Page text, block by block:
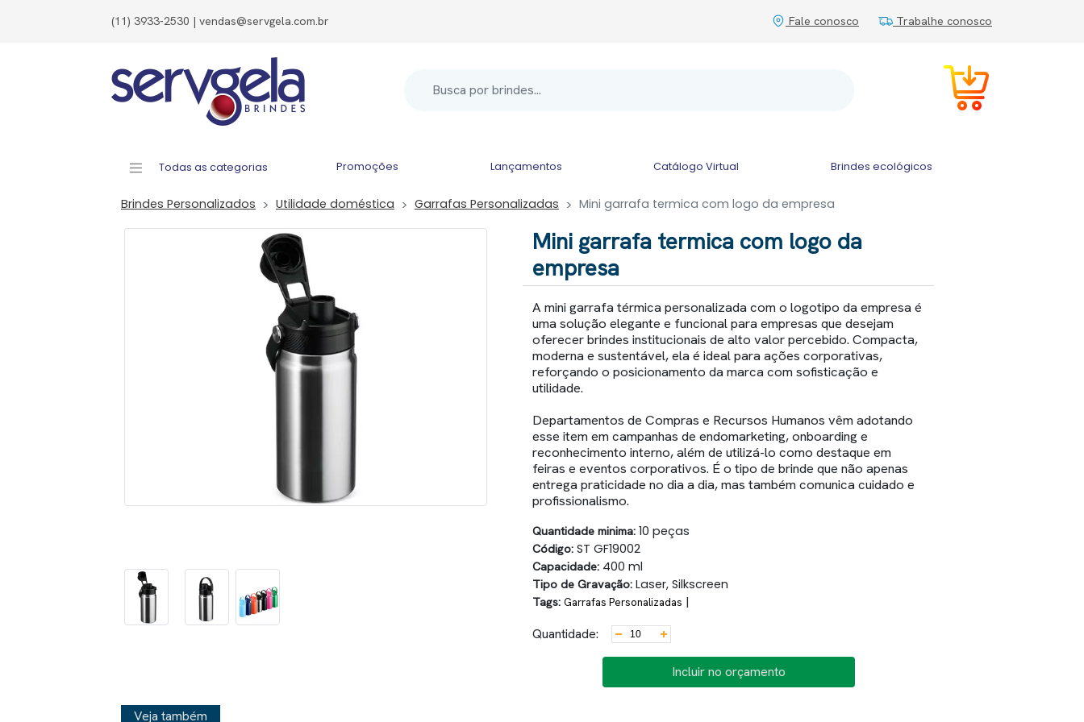
(11) 3933-2530 | vendas@servgela.com.br Fale conosco Trabalhe conosco
Todas as categorias Promoções Lançamentos Catálogo Virtual Brindes ecológicos
Brindes Personalizados Utilidade doméstica Garrafas Personalizadas Mini garrafa termica com logo da empresa
Mini garrafa termica com logo da
empresa
A mini garrafa térmica personalizada com o logotipo da empresa é
uma solução elegante e funcional para empresas que desejam
oferecer brindes institucionais de alto valor percebido. Compacta,
moderna e sustentável, ela é ideal para ações corporativas,
reforçando o posicionamento da marca com sofisticação e
utilidade.
Departamentos de Compras e Recursos Humanos vêm adotando
esse item em campanhas de endomarketing, onboarding e
reconhecimento interno, além de utilizá-lo como destaque em
feiras e eventos corporativos. É o tipo de brinde que não apenas
entrega praticidade no dia a dia, mas também comunica cuidado e
profissionalismo.
Quantidade minima: 10 peças
Código: ST GF19002
Capacidade: 400 ml
Tipo de Gravação: Laser, Silkscreen
Tags: Garrafas Personalizadas |
Quantidade:
Incluir no orçamento
Veja também